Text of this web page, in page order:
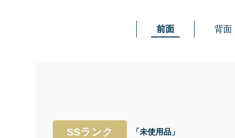
前面 背面
SSランク 「未使用品」